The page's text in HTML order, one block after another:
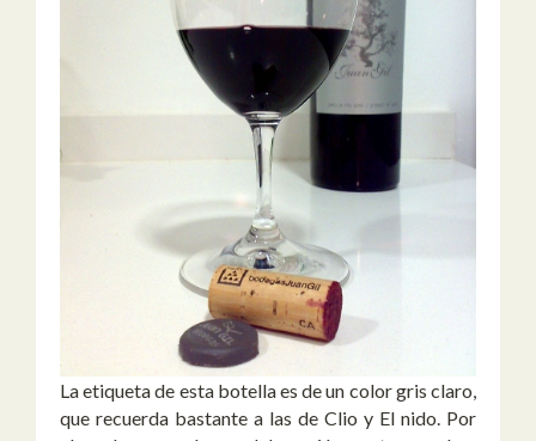
La etiqueta de esta botella es de un color gris claro,
que recuerda bastante a las de Clio y El nido. Por